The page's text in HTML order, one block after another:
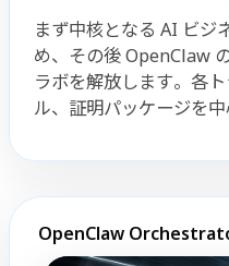
まず中核となる AI ビジ
め、その後 OpenClaw
ラボを解放します。各
ル、証明パッケージを
OpenClaw